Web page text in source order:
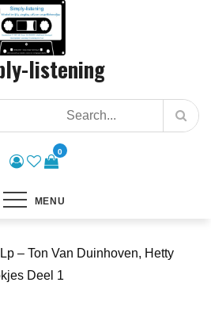
listening
0
MENU
– Ton Van Duinhoven, Hetty
Deel 1